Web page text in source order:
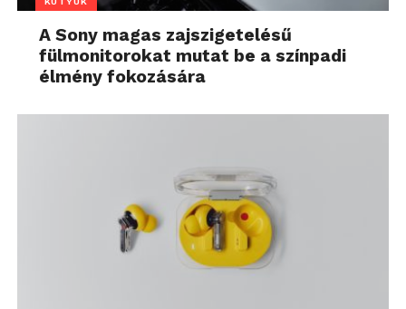
A Sony magas zajszigetelésű
fülmonitorokat mutat be a színpadi
élmény fokozására